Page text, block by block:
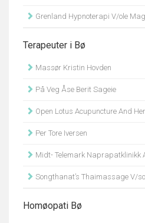
Grenland Hypnoterapi V/ole
Terapeuter i Bø
Massør Kristin Hovden
På Veg Åse Berit Sageie
Open Lotus Acupuncture And
Per Tore Iversen
Midt- Telemark Naprapatklinikk
Songthanat’s Thaimassage V/
Homøopati Bø